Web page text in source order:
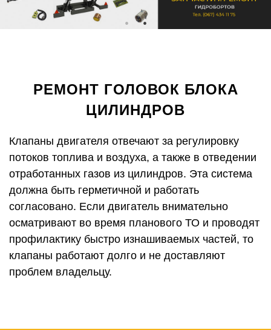
РЕМОНТ ГОЛОВОК БЛОКА
ЦИЛИНДРОВ
Клапаны двигателя отвечают за регулировку
потоков топлива и воздуха, а также в отведении
отработанных газов из цилиндров. Эта система
должна быть герметичной и работать
согласовано. Если двигатель внимательно
осматривают во время планового ТО и проводят
профилактику быстро изнашиваемых частей, то
клапаны работают долго и не доставляют
проблем владельцу.